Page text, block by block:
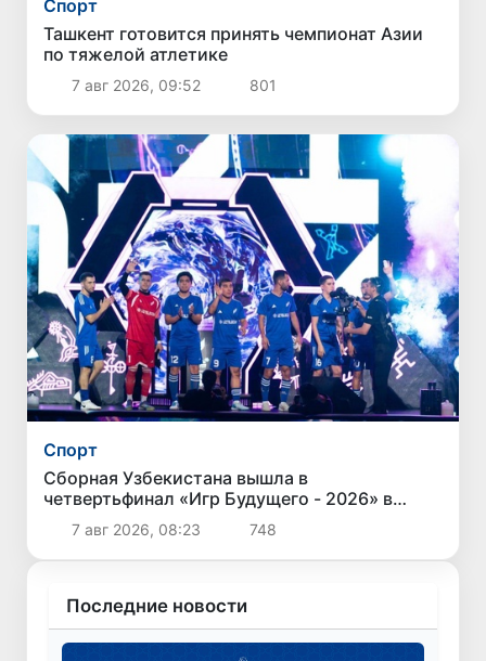
Спорт
Ташкент готовится принять чемпионат Азии
по тяжелой атлетике
7 авг 2026, 09:52 801
Спорт
Сборная Узбекистана вышла в
четвертьфинал «Игр Будущего - 2026» в
Астане
7 авг 2026, 08:23 748
Последние новости